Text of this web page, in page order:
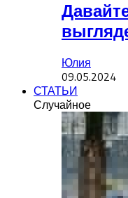
Юлия
09.05.2024
СТАТЬИ
Случайное